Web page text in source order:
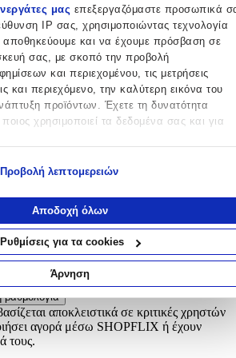
μας επεξεργαζόμαστε προσωπικά
IP σας, χρησιμοποιώντας τεχνολογία
και να έχουμε πρόσβαση σε
σας, με σκοπό την προβολή
και περιεχομένου, τις μετρήσεις
και περιεχόμενο, την καλύτερη εικόνα του
προϊόντων. Έχετε τη δυνατότητα
χρησιμοποιεί τα δεδομένα σας και για
θα θέλαμε επίσης:
μπορεί να είναι ακριβείς σε απόσταση
τη συσκευή σας σαρώνοντας ενεργά για
(δακτυλικό αποτύπωμα)
με τον τρόπο επεξεργασίας των
και καθορίστε τις προτιμήσεις σας
. Μπορείτε να αλλάξετε ή να
ανά πάσα στιγμή από τη Δήλωση Cookies.
ώστε η τοποθεσία μας να λειτουργεί
Προβολή λεπτομερειών
Αποδοχή όλων
Ρυθμίσεις για τα cookies
Άρνηση
άλλες αξιολογήσεις. Όταν
εδώ.
βαθμολογία
αποκλειστικά σε κριτικές χρηστών
αγορά μέσω SHOPFLIX ή έχουν
τους.